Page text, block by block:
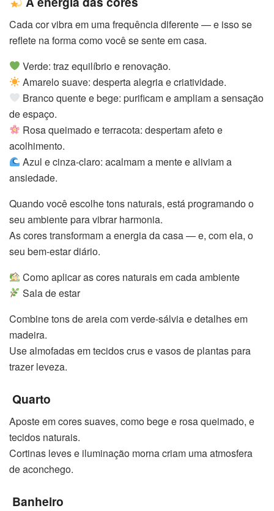
Cada cor vibra em uma frequência diferente — e isso se
reflete na forma como você se sente em casa.
Verde: traz equilíbrio e renovação.
Amarelo suave: desperta alegria e criatividade.
Branco quente e bege: purificam e ampliam a sensação
de espaço.
Rosa queimado e terracota: despertam afeto e
acolhimento.
Azul e cinza-claro: acalmam a mente e aliviam a
ansiedade.
Quando você escolhe tons naturais, está programando o
seu ambiente para vibrar harmonia.
As cores transformam a energia da casa — e, com ela, o
seu bem-estar diário.
Como aplicar as cores naturais em cada ambiente
Sala de estar
Combine tons de areia com verde-sálvia e detalhes em
madeira.
Use almofadas em tecidos crus e vasos de plantas para
trazer leveza.
Quarto
Aposte em cores suaves, como bege e rosa queimado, e
tecidos naturais.
Cortinas leves e iluminação morna criam uma atmosfera
de aconchego.
Banheiro